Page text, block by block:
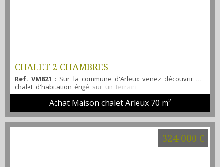
CHALET 2 CHAMBRES
Ref. VM821 : Sur la commune d'Arleux venez découvrir ce
chalet d'habitation érigé sur un terrain en location il offre :
Séjour lumineux , 2 chambres, salle d'eau avec douche, Wc.
allée donnant accès sur un garage terrasse vue jardin
chauffage au gaz ESTIMATIONS ET MISES EN VENTE GRATUITES.
Nous vous accompagnons dans vos projets immobiliers sur
les secteurs de Brebière...
Achat Maison chalet Arleux 70 m²
324 000 €